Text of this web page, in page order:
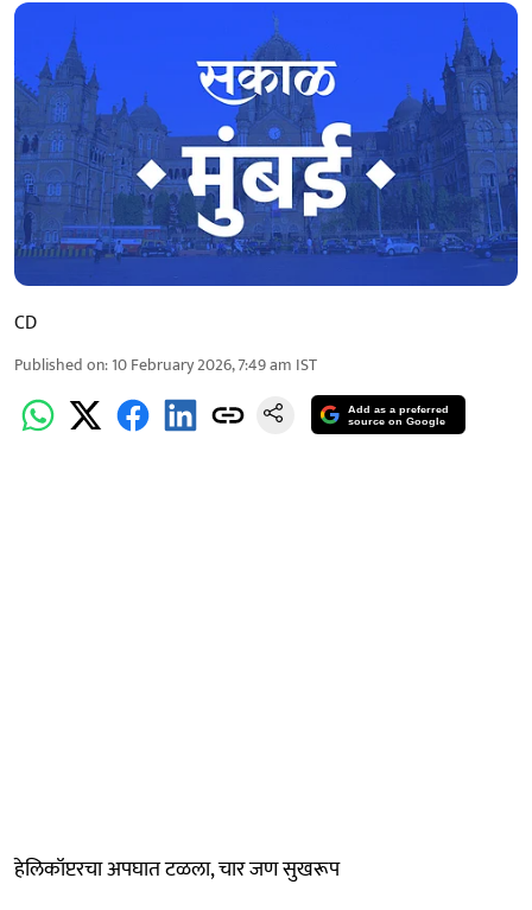
CD
Published on:10 February 2026, 7:49 am IST
Add as a preferred
source on Google
हेलिकॉप्टरचा अपघात टळला, चार जण सुखरूप